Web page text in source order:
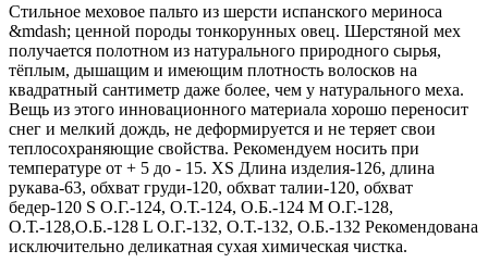
Стильное меховое пальто из шерсти испанского мериноса
&mdash; ценной породы тонкорунных овец. Шерстяной мех
получается полотном из натурального природного сырья,
тёплым, дышащим и имеющим плотность волосков на
квадратный сантиметр даже более, чем у натурального меха.
Вещь из этого инновационного материала хорошо переносит
снег и мелкий дождь, не деформируется и не теряет свои
теплосохраняющие свойства. Рекомендуем носить при
температуре от + 5 до - 15. XS Длина изделия-126, длина
рукава-63, обхват груди-120, обхват талии-120, обхват
бедер-120 S О.Г.-124, О.Т.-124, О.Б.-124 M О.Г.-128,
О.Т.-128,О.Б.-128 L О.Г.-132, О.Т.-132, О.Б.-132 Рекомендована
исключительно деликатная сухая химическая чистка.